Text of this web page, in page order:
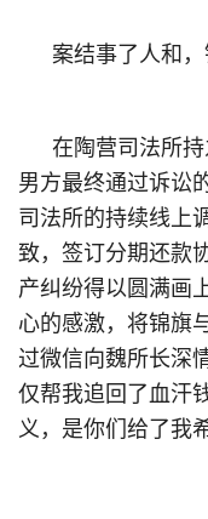
案结事了人和
在陶营司法所
男方最终通过诉讼
司法所的持续线上
致，签订分期还款
产纠纷得以圆满画
心的感激，将锦旗
过微信向魏所长深
仅帮我追回了血汗
义，是你们给了我